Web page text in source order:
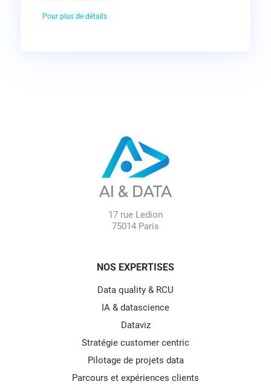
Pour plus de détails
17 rue Ledion
75014 Paris
NOS EXPERTISES
Data quality & RCU
IA & datascience
Dataviz
Stratégie customer centric
Pilotage de projets data
Parcours et expériences clients